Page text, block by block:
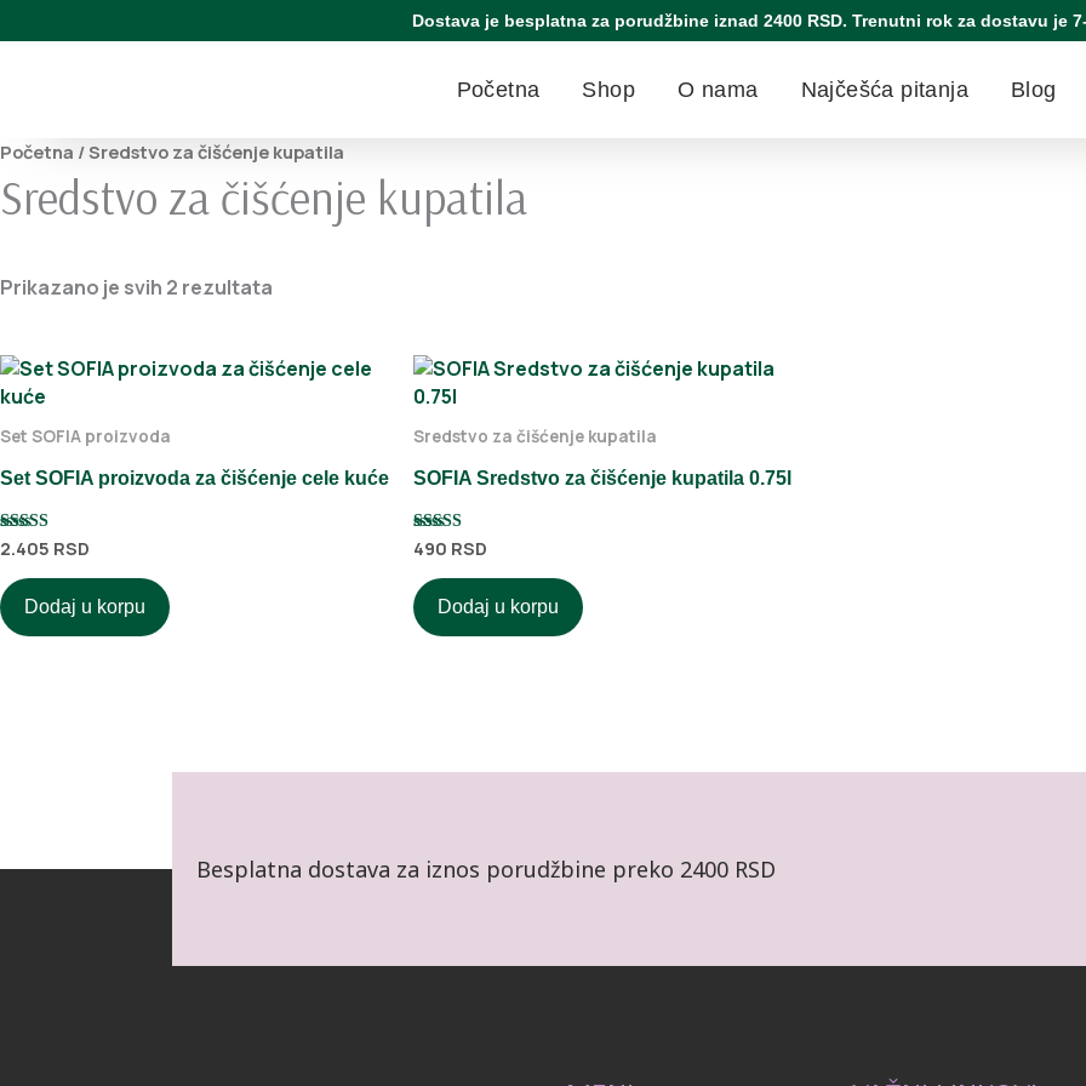
na
Dostava je besplatna za porudžbine iznad 2400 RSD. Trenutni rok za dostavu je
Početna Shop O nama Najčešća pitanja Blog
Početna / Sredstvo za čišćenje kupatila
Sredstvo za čišćenje kupatila
Prikazano je svih 2 rezultata
Set SOFIA proizvoda
Set SOFIA proizvoda za čišćenje cele kuće
Ocenjeno sa
od 5
2.405 RSD
Dodaj u korpu
Sredstvo za čišćenje kupatila
SOFIA Sredstvo za čišćenje kupatila 0.75l
Ocenjeno sa
od 5
490 RSD
Dodaj u korpu
Besplatna dostava za iznos porudžbine preko 2400 RSD